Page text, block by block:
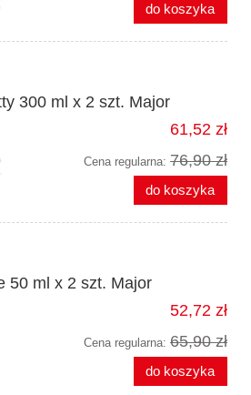
do koszyka
300 ml x 2 szt. Major
61,52 zł
Cena regularna: 76,90 zł
do koszyka
50 ml x 2 szt. Major
52,72 zł
Cena regularna: 65,90 zł
do koszyka